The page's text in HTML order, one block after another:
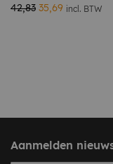
42,83 35,69 incl. BTW
Aanmelden